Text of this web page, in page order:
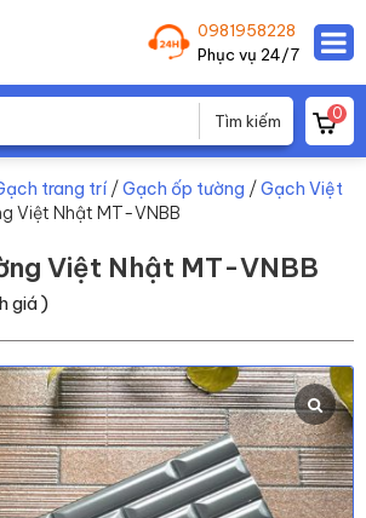
0981958228
Phục vụ 24/7
0
trang trí/Gạch ốp tường /Gạch Việt
Việt Nhật MT-VNBB
Việt Nhật MT-VNBB
giá )